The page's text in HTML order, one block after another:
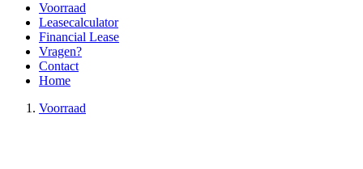
Voorraad
Leasecalculator
Financial Lease
Vragen?
Contact
Home
Voorraad